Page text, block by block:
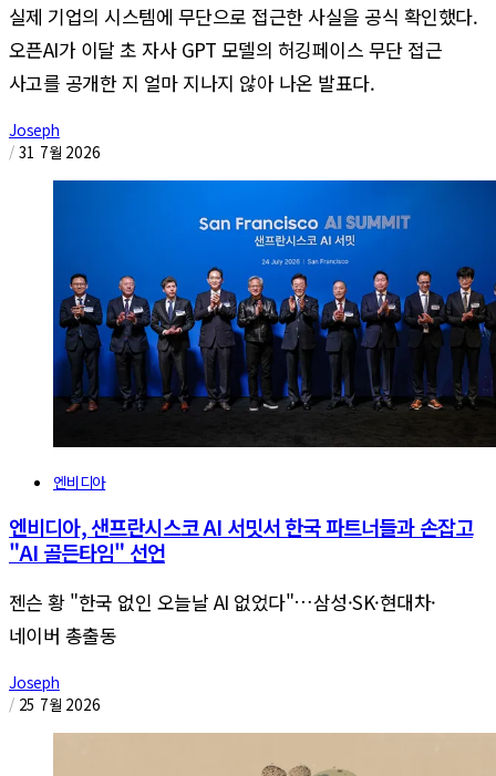
실제 기업의 시스템에 무단으로 접근한 사실을 공식 확인했다.
오픈AI가 이달 초 자사 GPT 모델의 허깅페이스 무단 접근
사고를 공개한 지 얼마 지나지 않아 나온 발표다.
Joseph
/ 31 7월 2026
엔비디아
엔비디아, 샌프란시스코 AI 서밋서 한국 파트너들과 손잡고
"AI 골든타임" 선언
젠슨 황 "한국 없인 오늘날 AI 없었다"…삼성·SK·현대차·
네이버 총출동
Joseph
/ 25 7월 2026